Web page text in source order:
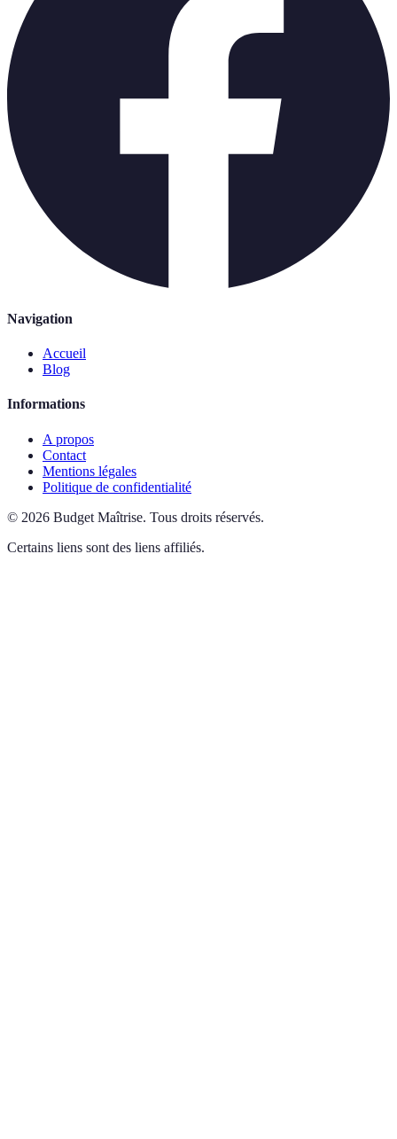
Navigation
Accueil
Blog
Informations
A propos
Contact
Mentions légales
Politique de confidentialité
© 2026 Budget Maîtrise. Tous droits réservés.
Certains liens sont des liens affiliés.